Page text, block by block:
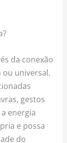
da conexão
ou universal.
gestos
energia
e possa
do